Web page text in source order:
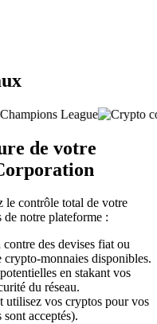
de votre
le contrôle total de votre
notre plateforme :
des devises fiat ou
monnaies disponibles.
en stakant vos
du réseau.
utilisez vos cryptos pour vos
acceptés).